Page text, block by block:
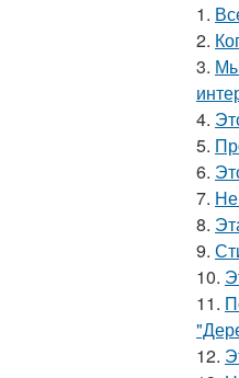
1.
2.
3.
4.
5.
6.
7.
8.
9.
10.
11.
12.